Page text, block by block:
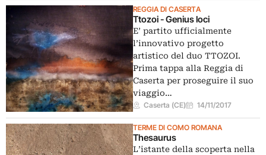
REGGIA DI CASERTA
Ttozoi - Genius loci
E’ partito ufficialmente
l’innovativo progetto
artistico del duo TTOZOI.
Prima tappa alla Reggia di
Caserta per proseguire il suo
viaggio…
Caserta (CE) 14/11/2017
TERME DI COMO ROMANA
Thesaurus
L’istante della scoperta nella